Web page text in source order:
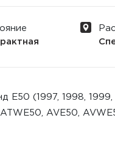
E50 (1997, 1998,
AVE50,